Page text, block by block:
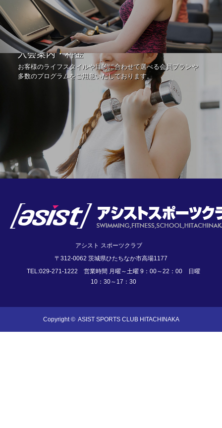
入会案内・料金
お客様のライフスタイルや目的に合わせて選べる会員プランや
多数のプログラムをご用意いたしております。
アシスト スポーツクラブ
〒312-0062 茨城県ひたちなか市高場1177
TEL:029-271-1222 営業時間 月曜～土曜 9：00～22：00 日曜
10：30～17：30
Copyright © ASIST SPORTS CLUB HITACHINAKA